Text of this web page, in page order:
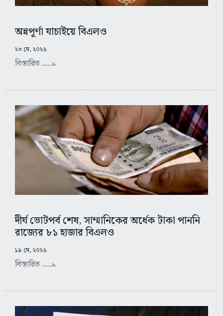
অন্নপূর্ণা যাচাইয়ে বিএলও
২৩ মে, ২০২৬
বিস্তারিত
দীর্ঘ ভোটপর্ব শেষ, সাম্মানিকের অর্ধেক টাকা পাননি
রাজ্যের ৮১ হাজার বিএলও
১৯ মে, ২০২৬
বিস্তারিত